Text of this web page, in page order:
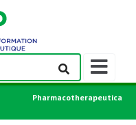
Afficher/
la
de
navigation
Pharmacotherapeutica